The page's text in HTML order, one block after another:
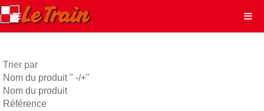
Trier par
Nom du produit " -/+"
Nom du produit
Référence